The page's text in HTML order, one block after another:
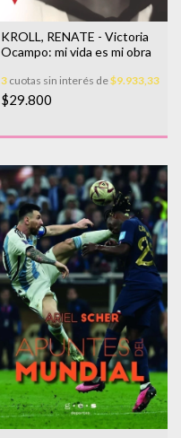
KROLL, RENATE - Victoria
Ocampo: mi vida es mi obra
3 cuotas sin interés de$9.933,33
$29.800